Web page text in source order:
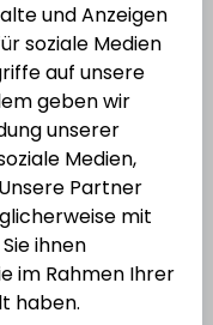
DVGW, mit
Varianten
anzeigen
und Anzeigen
soziale Medien
auf unsere
geben wir
unserer
Medien,
Partner
mit
ihnen
im Rahmen Ihrer
haben.